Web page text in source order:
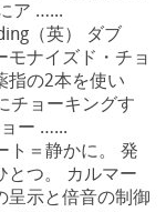
ア …...
（英） ダブ
モナイズド・チョ
指の2本を使い
チョーキングす
ー …...
ト＝静かに。 発
とつ。 カルマー
呈示と倍音の制御